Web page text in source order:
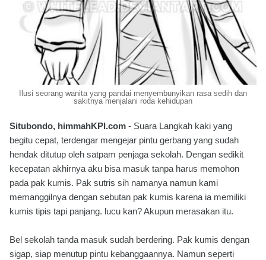
Ilusi seorang wanita yang pandai menyembunyikan rasa sedih dan
sakitnya menjalani roda kehidupan
Situbondo, himmahKPI.com - Suara Langkah kaki yang
begitu cepat, terdengar mengejar pintu gerbang yang sudah
hendak ditutup oleh satpam penjaga sekolah. Dengan sedikit
kecepatan akhirnya aku bisa masuk tanpa harus memohon
pada pak kumis. Pak sutris sih namanya namun kami
memanggilnya dengan sebutan pak kumis karena ia memiliki
kumis tipis tapi panjang. lucu kan? Akupun merasakan itu.
Bel sekolah tanda masuk sudah berdering. Pak kumis dengan
sigap, siap menutup pintu kebanggaannya. Namun seperti